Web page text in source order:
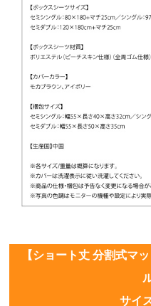
【ショート丈 分割式マ
サイ